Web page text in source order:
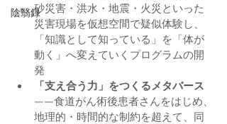
陰翳録砂災害・洪水・地震・火災といった
災害現場を仮想空間で疑似体験し、
「知識として知っている」を「体が
動く」へ変えていくプログラムの開
発
「支え合う力」をつくるメタバース
——食道がん術後患者さんをはじめ、
地理的・時間的な制約を超えて、同